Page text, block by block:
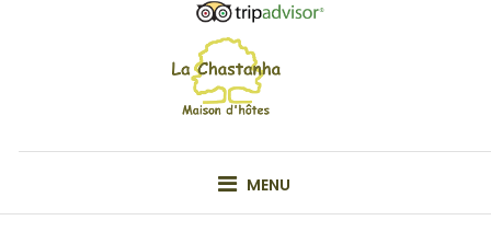
MENU